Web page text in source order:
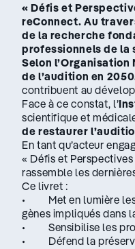
« Défis et
reConnect. Au
de la recherche
professionnels de la
Selon
de l’audition en
contribuent au
Face à ce constat, l’
scientifique et
de restaurer
En tant qu’acteur
« Défis et
rassemble les
Ce livret :
• Met en lumière les
gènes impliqués dans
• Sensibilise les
• Défend la